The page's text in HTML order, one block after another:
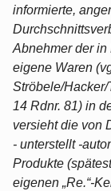
informierte,
Abnehmer der
eigene Waren
Ströbele/
14 Rdnr. 81) in
versieht die von
- unterstellt -
Produkte
eigenen „Re.“-